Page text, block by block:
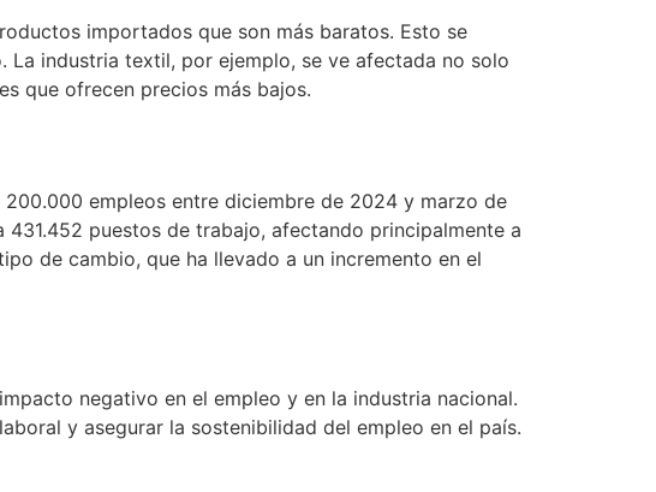
importados que son más baratos. Esto se
La industria textil, por ejemplo, se ve afectada no solo
que ofrecen precios más bajos.
empleos entre diciembre de 2024 y marzo de
puestos de trabajo, afectando principalmente a
de cambio, que ha llevado a un incremento en el
negativo en el empleo y en la industria nacional.
y asegurar la sostenibilidad del empleo en el país.